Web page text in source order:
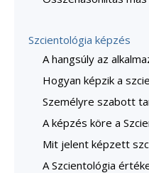
Szcientológia képzés
A hangsúly az
Hogyan képzik a
Személyre szabott
A képzés köre a
Mit jelent képzett
A Szcientológia